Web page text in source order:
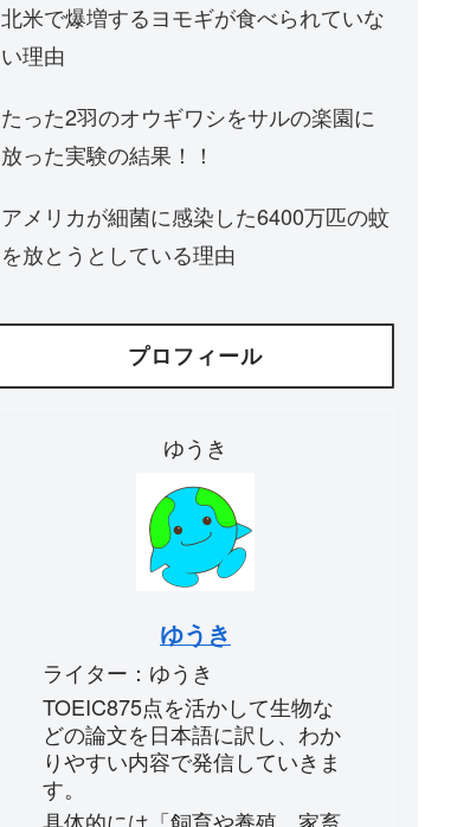
北米で爆増するヨモギが食べられていな
い理由
たった2羽のオウギワシをサルの楽園に
放った実験の結果！！
アメリカが細菌に感染した6400万匹の蚊
を放とうとしている理由
プロフィール
ゆうき
ゆうき
ライター：ゆうき
TOEIC875点を活かして生物な
どの論文を日本語に訳し、わか
りやすい内容で発信していきま
す。